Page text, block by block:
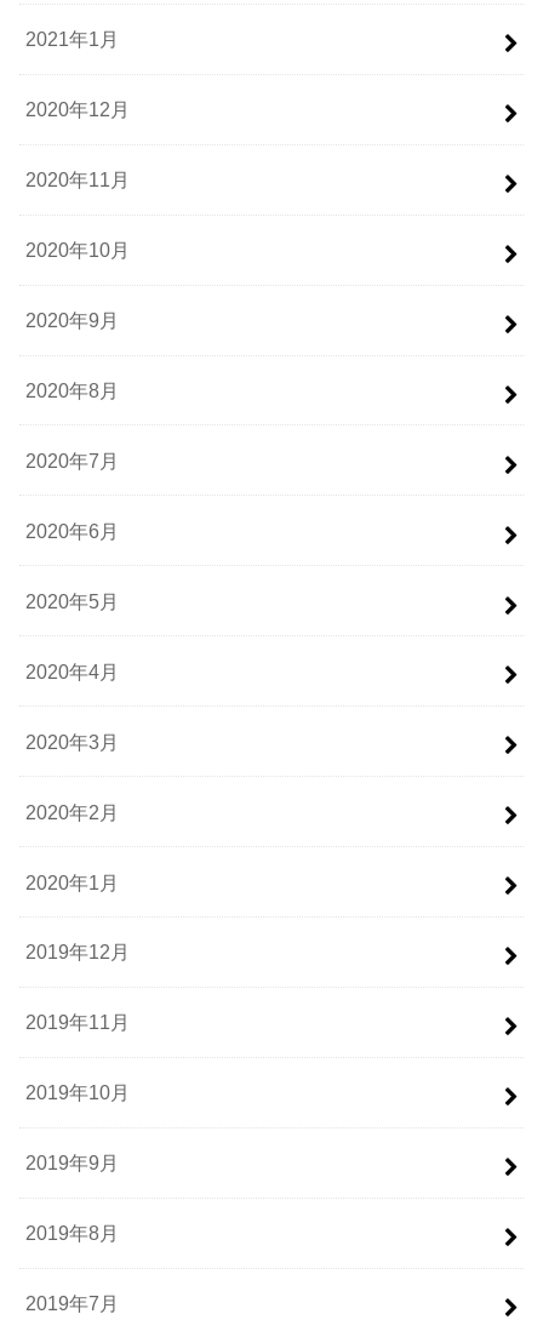
2021年1月
2020年12月
2020年11月
2020年10月
2020年9月
2020年8月
2020年7月
2020年6月
2020年5月
2020年4月
2020年3月
2020年2月
2020年1月
2019年12月
2019年11月
2019年10月
2019年9月
2019年8月
2019年7月